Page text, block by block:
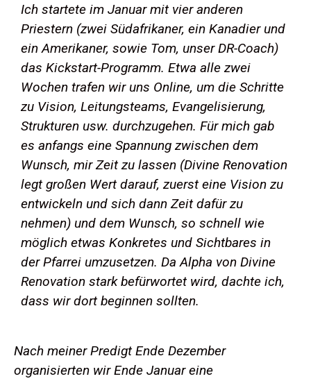
Ich startete im Januar mit vier anderen
Priestern (zwei Südafrikaner, ein Kanadier und
ein Amerikaner, sowie Tom, unser DR-Coach)
das Kickstart-Programm. Etwa alle zwei
Wochen trafen wir uns Online, um die Schritte
zu Vision, Leitungsteams, Evangelisierung,
Strukturen usw. durchzugehen. Für mich gab
es anfangs eine Spannung zwischen dem
Wunsch, mir Zeit zu lassen (Divine Renovation
legt großen Wert darauf, zuerst eine Vision zu
entwickeln und sich dann Zeit dafür zu
nehmen) und dem Wunsch, so schnell wie
möglich etwas Konkretes und Sichtbares in
der Pfarrei umzusetzen. Da Alpha von Divine
Renovation stark befürwortet wird, dachte ich,
dass wir dort beginnen sollten.
Nach meiner Predigt Ende Dezember
organisierten wir Ende Januar eine